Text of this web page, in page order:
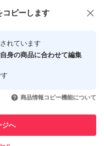
・安全なユーザーです
引を完了させた実績があります
の取引実績があります
コピーします
されています
身の商品に合わせて編集
商品情報コピー機能について
ジへ
メ